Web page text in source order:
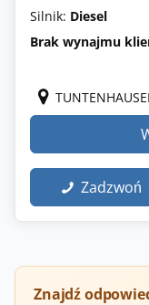
Silnik: Diesel
Brak wynajmu
Zadzwoń
Znajdź